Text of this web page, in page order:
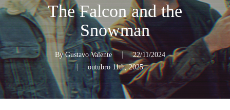
The Falcon and the
Snowman
By Gustavo Valente
22/11/2024
outubro 11th, 2025